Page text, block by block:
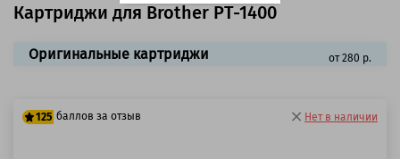
Картриджи для Brother PT-1400
Оригинальные картриджи от 280 р.
125 баллов за отзыв Нет в наличии